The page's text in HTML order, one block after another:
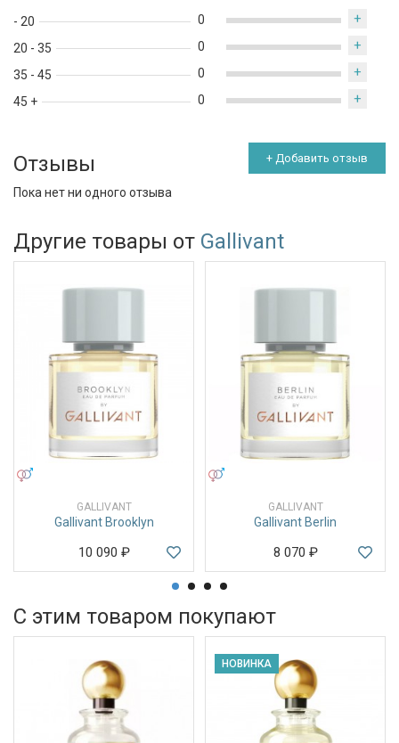
- 20
20 - 35
35 - 45
45 +
0 +
0 +
0 +
0 +
Отзывы + Добавить отзыв
Пока нет ни одного отзыва
Другие товары от Gallivant
GALLIVANT
Gallivant Brooklyn
10 090 ₽
GALLIVANT
Gallivant Berlin
8 070 ₽
С этим товаром покупают
НОВИНКА